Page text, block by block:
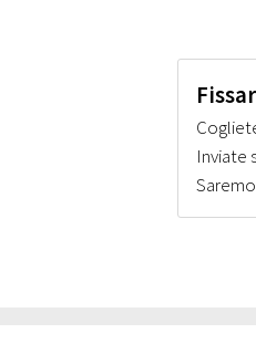
Inviate